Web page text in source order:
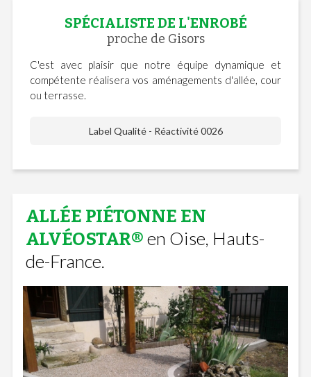
SPÉCIALISTE DE L'ENROBÉ
proche de Gisors
C'est avec plaisir que notre équipe dynamique et
compétente réalisera vos aménagements d'allée, cour
ou terrasse.
Label Qualité - Réactivité 0026
ALLÉE PIÉTONNE EN
ALVÉOSTAR®en Oise, Hauts-
de-France.